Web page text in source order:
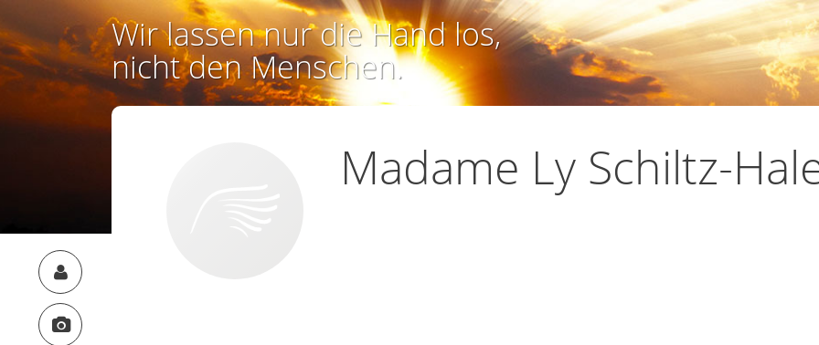
Wir lassen nur die Hand los,
nicht den Menschen.
Madame Ly Schiltz-